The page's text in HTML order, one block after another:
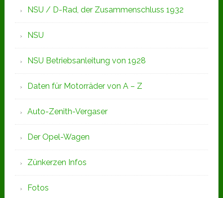
NSU / D-Rad, der Zusammenschluss 1932
NSU
NSU Betriebsanleitung von 1928
Daten für Motorräder von A – Z
Auto-Zenith-Vergaser
Der Opel-Wagen
Zünkerzen Infos
Fotos